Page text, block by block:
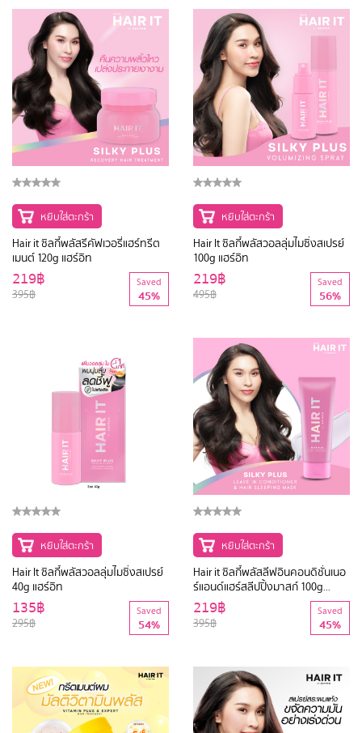
หยิบใส่ตะกร้า
Hair it ซิลกี้พลัสรีคัฟเวอรี่แฮร์ทรีต
เมนต์ 120g แฮร์อิท
395฿
219฿ Saved
45%
หยิบใส่ตะกร้า
Hair It ซิลกี้พลัสวอลลุ่มไมซิ่งสเปรย์
100g แฮร์อิท
495฿
219฿ Saved
56%
หยิบใส่ตะกร้า
Hair It ซิลกี้พลัสวอลลุ่มไมซิ่งสเปรย์
40g แฮร์อิท
295฿
135฿ Saved
54%
หยิบใส่ตะกร้า
Hair it ซิลกี้พลัสลีฟอินคอนดิชั่นเนอ
ร์แอนด์แฮร์สลีปปิ้งมาสก์ 100g
แฮร์อิท
395฿
219฿ Saved
45%